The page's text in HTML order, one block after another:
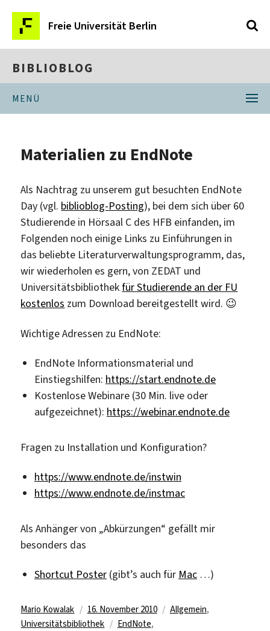
Freie Universität Berlin
BIBLIOBLOG
MENÜ
Materialien zu EndNote
Als Nachtrag zu unserem gut besuchten EndNote
Day (vgl. biblioblog-Posting), bei dem sich über 60
Studierende in Hörsaal C des HFB einfanden, im
Folgenden noch einige Links zu Einführungen in
das beliebte Literaturverwaltungsprogramm, das,
wir wiederholen es gern, von ZEDAT und
Universitätsbibliothekfür Studierende an der FU
kostenlos zum Download bereitgestellt wird. 😉
Wichtige Adressen zu EndNote:
EndNote Informationsmaterial und
Einstiegshilfen: https://start.endnote.de
Kostenlose Webinare (30 Min. live oder
aufgezeichnet): https://webinar.endnote.de
Fragen zu Installation und Konfiguration?
https://www.endnote.de/instwin
https://www.endnote.de/instmac
Als Anhänger von „Abkürzungen“ gefällt mir
besonders das
Shortcut Poster(gibt’s auch für Mac…)
Autor
Mario Kowalak
Veröffentlicht
am
16. November 2010 Kategorien
Allgemein,
Universitätsbibliothek
Schlagwörter
EndNote,